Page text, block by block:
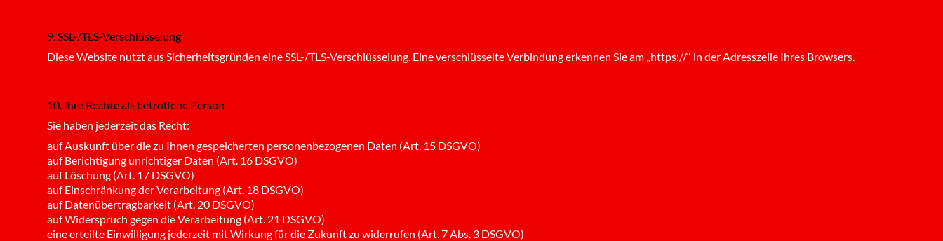
9. SSL-/TLS-Verschlüsselung
Diese Website nutzt aus Sicherheitsgründen eine SSL-/TLS-Verschlüsselung. Eine verschlüsselte Verbindung erkennen Sie am „https://“ in der Adresszeile Ihres Browsers.
10. Ihre Rechte als betroffene Person
Sie haben jederzeit das Recht:
auf Auskunft über die zu Ihnen gespeicherten personenbezogenen Daten (Art. 15 DSGVO)
auf Berichtigung unrichtiger Daten (Art. 16 DSGVO)
auf Löschung (Art. 17 DSGVO)
auf Einschränkung der Verarbeitung (Art. 18 DSGVO)
auf Datenübertragbarkeit (Art. 20 DSGVO)
auf Widerspruch gegen die Verarbeitung (Art. 21 DSGVO)
eine erteilte Einwilligung jederzeit mit Wirkung für die Zukunft zu widerrufen (Art. 7 Abs. 3 DSGVO)